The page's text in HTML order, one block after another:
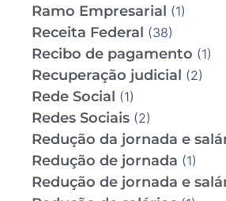
Ramo Empresarial (1)
Receita Federal (38)
Recibo de pagamento (1)
Recuperação judicial (2)
Rede Social (1)
Redes Sociais (2)
Redução da jornada e
Redução de jornada (1)
Redução de jornada e